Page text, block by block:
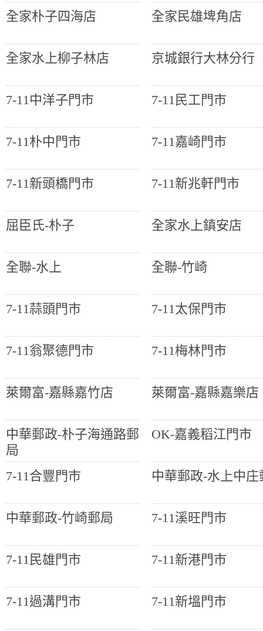
全家朴子四海店 全家民雄埤角店
全家水上柳子林店 京城銀行大林分行
7-11中洋子門市 7-11民工門市
7-11朴中門市 7-11嘉崎門市
7-11新頭橋門市 7-11新兆軒門市
屈臣氏-朴子 全家水上鎮安店
全聯-水上 全聯-竹崎
7-11蒜頭門市 7-11太保門市
7-11翁聚德門市 7-11梅林門市
萊爾富-嘉縣嘉竹店 萊爾富-嘉縣嘉樂店
中華郵政-朴子海通路郵
局
OK-嘉義稻江門市
7-11合豐門市 中華郵政-水上中庄
中華郵政-竹崎郵局 7-11溪旺門市
7-11民雄門市 7-11新港門市
7-11過溝門市 7-11新塭門市